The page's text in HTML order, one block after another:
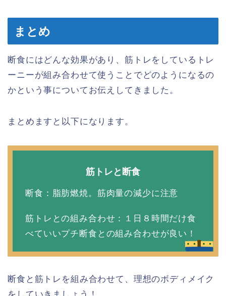
まとめ
断食にはどんな効果があり、筋トレをしているトレ
ーニーが組み合わせて使うことでどのようになるの
かという事についてお伝えしてきました。
まとめますと以下になります。
筋トレと断食
断食：脂肪燃焼。筋肉量の減少に注意
筋トレとの組み合わせ：１日８時間だけ食
べていいプチ断食との組み合わせが良い！
断食と筋トレを組み合わせて、理想のボディメイク